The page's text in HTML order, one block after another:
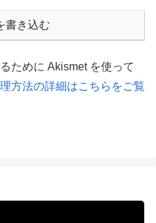
書き込む
ために Akismet を使って
方法の詳細はこちらをご覧